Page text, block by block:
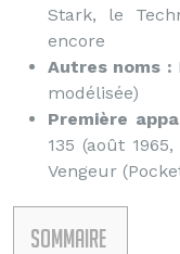
Stark, le
encore
Autres noms :
modélisée)
Première
135 (août
Vengeur
Sommaire